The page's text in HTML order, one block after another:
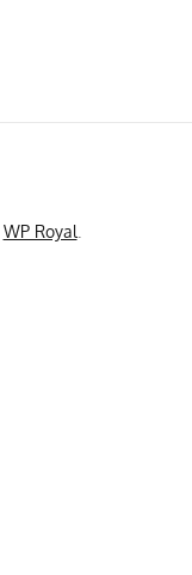
WP Royal